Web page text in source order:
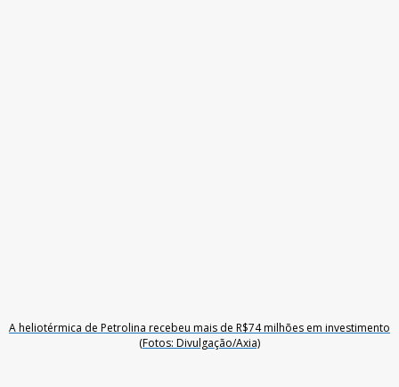
A heliotérmica de Petrolina recebeu mais de R$74 milhões em investimento
(Fotos: Divulgação/Axia)